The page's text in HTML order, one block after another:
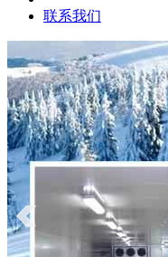
联系我们